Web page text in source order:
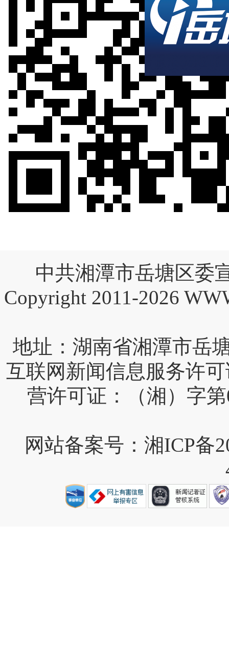
中共湘潭市岳塘区委
Copyright 2011-2026
互联网新闻信息服务许
营许可证：（湘）字第
网站备案号：湘ICP备